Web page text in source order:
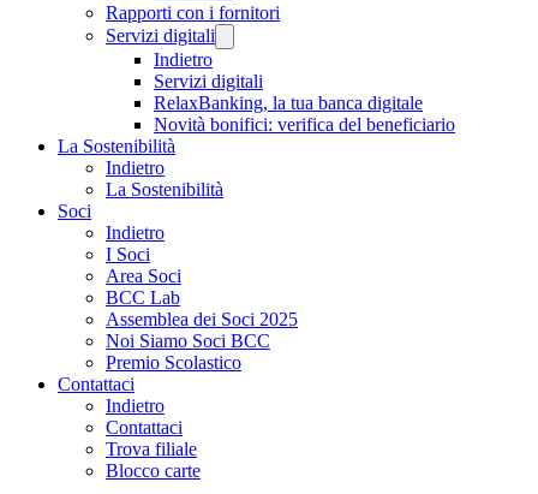
Rapporti con i fornitori
Servizi digitali
Indietro
Servizi digitali
RelaxBanking, la tua banca digitale
Novità bonifici: verifica del beneficiario
La Sostenibilità
Indietro
La Sostenibilità
Soci
Indietro
I Soci
Area Soci
BCC Lab
Assemblea dei Soci 2025
Noi Siamo Soci BCC
Premio Scolastico
Contattaci
Indietro
Contattaci
Trova filiale
Blocco carte